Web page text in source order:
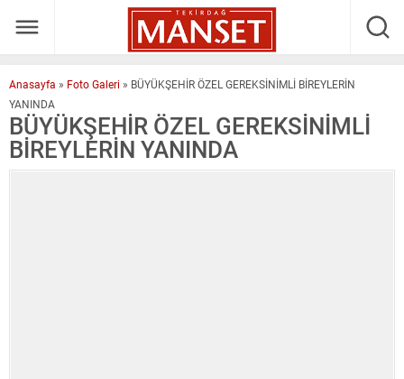
Anasayfa » Foto Galeri » BÜYÜKŞEHİR ÖZEL GEREKSİNİMLİ BİREYLERİN
YANINDA
BÜYÜKŞEHİR ÖZEL GEREKSİNİMLİ
BİREYLERİN YANINDA